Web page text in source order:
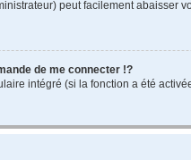
peut facilement abaisser
de me connecter !?
intégré (si la fonction a été